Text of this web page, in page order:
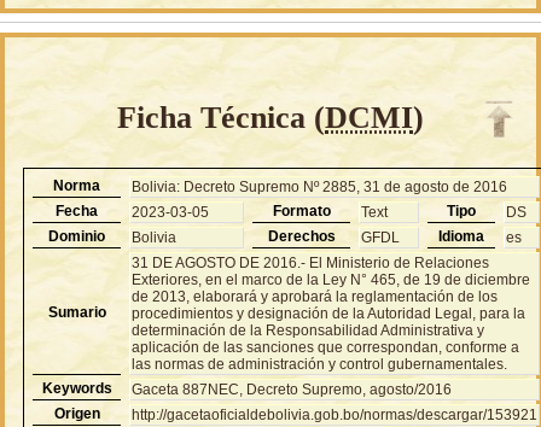
Ficha Técnica (DCMI)
Norma
Bolivia: Decreto Supremo Nº 2885, 31 de agosto de 2016
Fecha
2023-03-05 Formato Text Tipo
DS
Dominio
Bolivia Derechos GFDL Idioma es
Sumario
31 DE AGOSTO DE 2016.- El Ministerio de Relaciones
Exteriores, en el marco de la Ley N° 465, de 19 de diciembre
de 2013, elaborará y aprobará la reglamentación de los
procedimientos y designación de la Autoridad Legal, para la
determinación de la Responsabilidad Administrativa y
aplicación de las sanciones que correspondan, conforme a
las normas de administración y control gubernamentales.
Keywords
Gaceta 887NEC, Decreto Supremo, agosto/2016
Origen
http://gacetaoficialdebolivia.gob.bo/normas/descargar/153921